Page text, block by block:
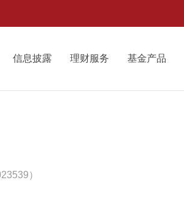
信息披露 理财服务 基金产品
）